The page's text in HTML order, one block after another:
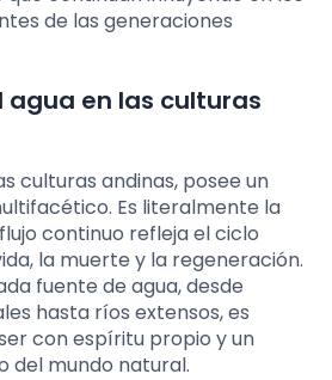
de las generaciones
agua en las culturas
culturas andinas, posee un
Es literalmente la
continuo refleja el ciclo
la muerte y la regeneración.
fuente de agua, desde
hasta ríos extensos, es
con espíritu propio y un
del mundo natural.